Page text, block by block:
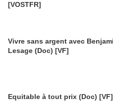
[VOSTFR]
Vivre sans argent avec Benjamin
Lesage (Doc) [VF]
Equitable à tout prix (Doc) [VF]